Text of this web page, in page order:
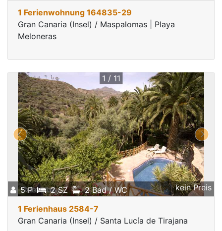
1 Ferienwohnung 164835-29
Gran Canaria (Insel) / Maspalomas | Playa
Meloneras
5 P 2 SZ 2 Bad / WC kein Preis
1 / 11
1 Ferienhaus 2584-7
Gran Canaria (Insel) / Santa Lucía de Tirajana